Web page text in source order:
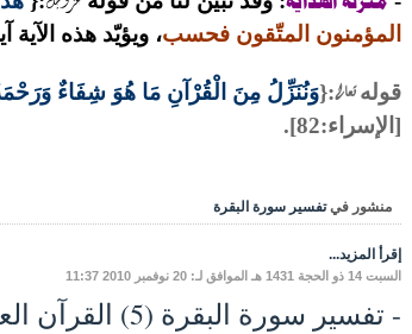
المؤمنون المتّقون فحسب، ويؤيّد هذه
قولهتعالى:{وَنُنَزِّلُ مِنَ الْقُرْآنِ مَا هُوَ شِفَاءٌ وَرَحْمَةٌ
[الإسراء:82]
.
منشور في تفسير سورة البقرة
إقرأ المزيد...
السبت 14 ذو الحجة 1431 هـ الموافق لـ: 20 نوفمبر 2010 11:37
- تفسير سورة البقرة (5) القرآن العظيم كتاب هداية